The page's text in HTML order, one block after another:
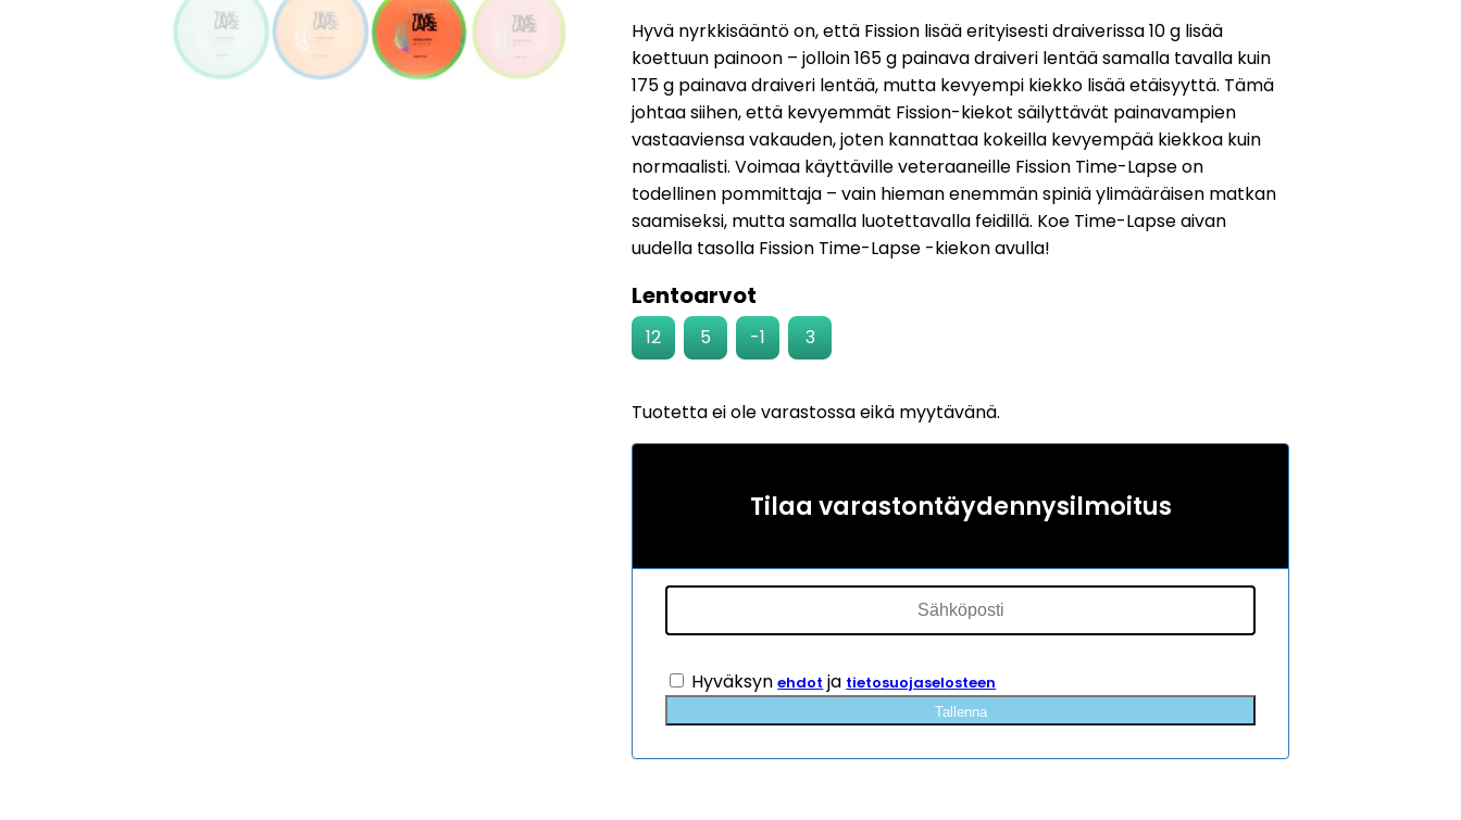
Hyvä nyrkkisääntö on, että Fission lisää erityisesti draiverissa 10 g lisää
koettuun painoon – jolloin 165 g painava draiveri lentää samalla tavalla kuin
175 g painava draiveri lentää, mutta kevyempi kiekko lisää etäisyyttä. Tämä
johtaa siihen, että kevyemmät Fission-kiekot säilyttävät painavampien
vastaaviensa vakauden, joten kannattaa kokeilla kevyempää kiekkoa kuin
normaalisti. Voimaa käyttäville veteraaneille Fission Time-Lapse on
todellinen pommittaja – vain hieman enemmän spiniä ylimääräisen matkan
saamiseksi, mutta samalla luotettavalla feidillä. Koe Time-Lapse aivan
uudella tasolla Fission Time-Lapse -kiekon avulla!
Lentoarvot
12 5 -1 3
Tuotetta ei ole varastossa eikä myytävänä.
Tilaa varastontäydennysilmoitus
Hyväksynehdot ja tietosuojaselosteen
Tallenna